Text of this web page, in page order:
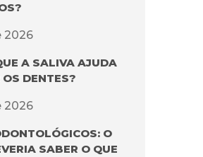
2026
A SALIVA AJUDA
DENTES?
2026
O
SABER O QUE